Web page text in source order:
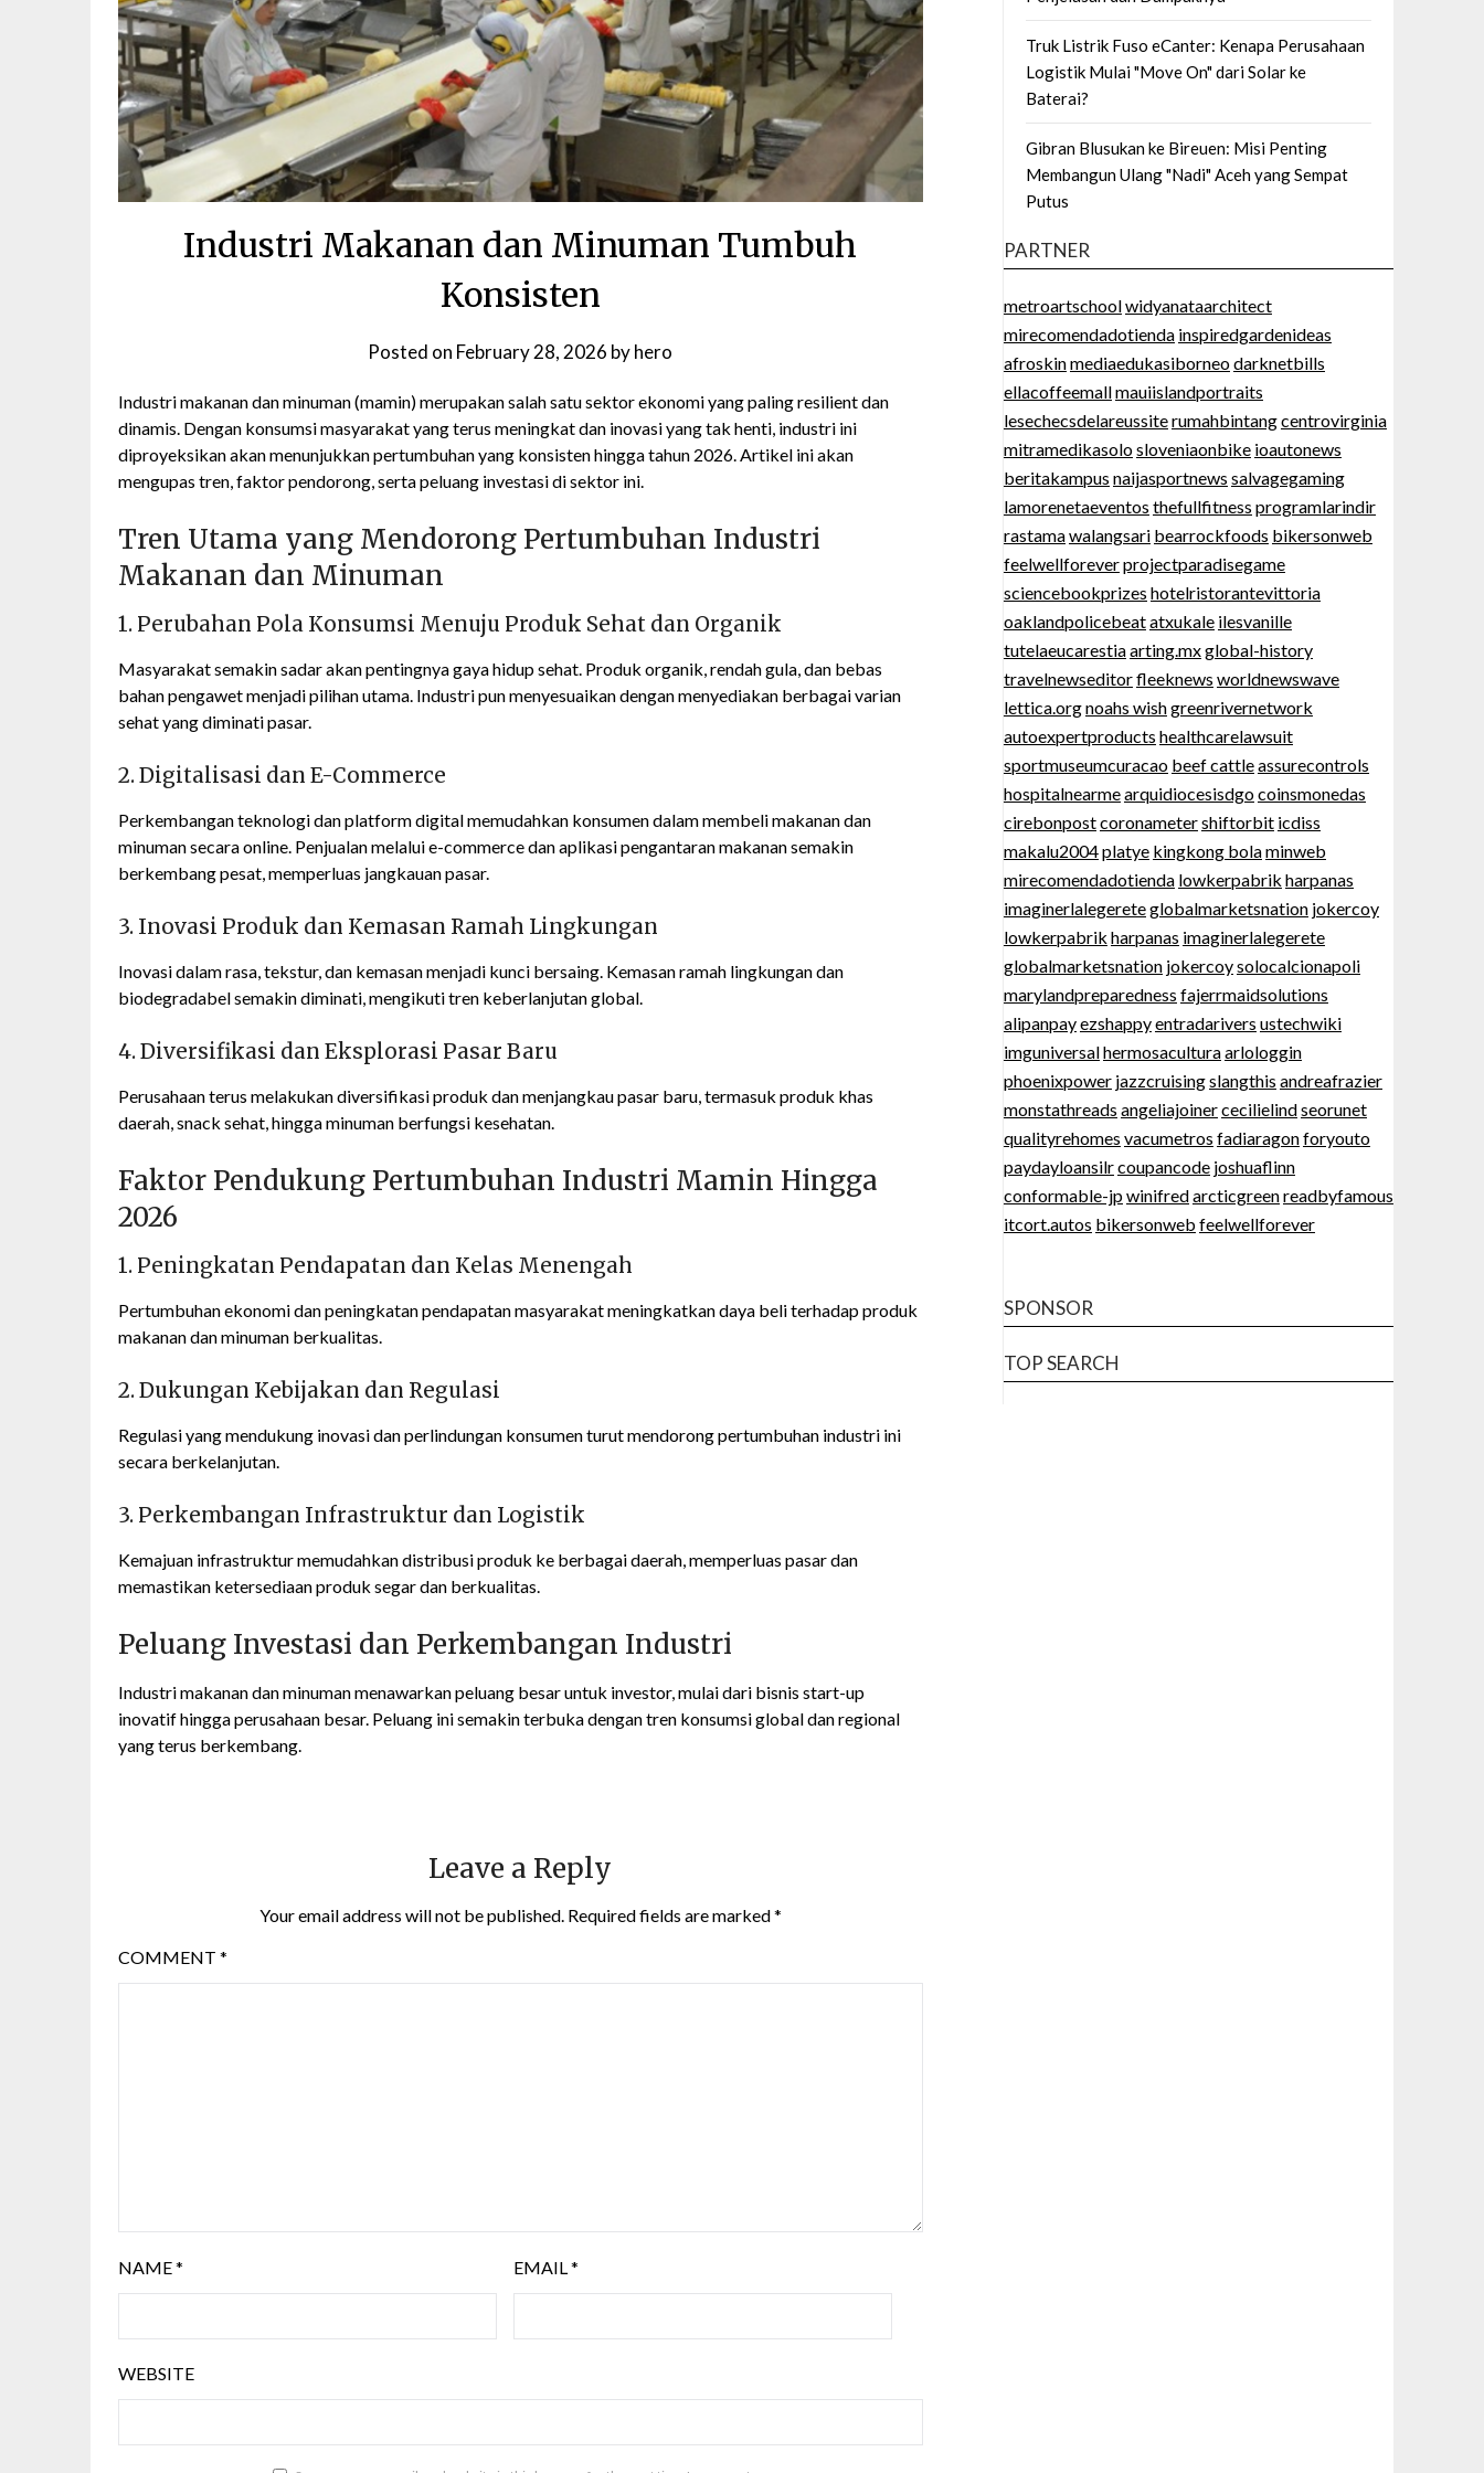
Industri Makanan dan Minuman Tumbuh
Konsisten
Posted on February 28, 2026 byhero
Industri makanan dan minuman (mamin) merupakan salah satu sektor ekonomi yang paling resilient dan
dinamis. Dengan konsumsi masyarakat yang terus meningkat dan inovasi yang tak henti, industri ini
diproyeksikan akan menunjukkan pertumbuhan yang konsisten hingga tahun 2026. Artikel ini akan
mengupas tren, faktor pendorong, serta peluang investasi di sektor ini.
Tren Utama yang Mendorong Pertumbuhan Industri
Makanan dan Minuman
1. Perubahan Pola Konsumsi Menuju Produk Sehat dan Organik
Masyarakat semakin sadar akan pentingnya gaya hidup sehat. Produk organik, rendah gula, dan bebas
bahan pengawet menjadi pilihan utama. Industri pun menyesuaikan dengan menyediakan berbagai varian
sehat yang diminati pasar.
2. Digitalisasi dan E-Commerce
Perkembangan teknologi dan platform digital memudahkan konsumen dalam membeli makanan dan
minuman secara online. Penjualan melalui e-commerce dan aplikasi pengantaran makanan semakin
berkembang pesat, memperluas jangkauan pasar.
3. Inovasi Produk dan Kemasan Ramah Lingkungan
Inovasi dalam rasa, tekstur, dan kemasan menjadi kunci bersaing. Kemasan ramah lingkungan dan
biodegradabel semakin diminati, mengikuti tren keberlanjutan global.
4. Diversifikasi dan Eksplorasi Pasar Baru
Perusahaan terus melakukan diversifikasi produk dan menjangkau pasar baru, termasuk produk khas
daerah, snack sehat, hingga minuman berfungsi kesehatan.
Faktor Pendukung Pertumbuhan Industri Mamin Hingga
2026
1. Peningkatan Pendapatan dan Kelas Menengah
Pertumbuhan ekonomi dan peningkatan pendapatan masyarakat meningkatkan daya beli terhadap produk
makanan dan minuman berkualitas.
2. Dukungan Kebijakan dan Regulasi
Regulasi yang mendukung inovasi dan perlindungan konsumen turut mendorong pertumbuhan industri ini
secara berkelanjutan.
3. Perkembangan Infrastruktur dan Logistik
Kemajuan infrastruktur memudahkan distribusi produk ke berbagai daerah, memperluas pasar dan
memastikan ketersediaan produk segar dan berkualitas.
Peluang Investasi dan Perkembangan Industri
Industri makanan dan minuman menawarkan peluang besar untuk investor, mulai dari bisnis start-up
inovatif hingga perusahaan besar. Peluang ini semakin terbuka dengan tren konsumsi global dan regional
yang terus berkembang.
Leave a Reply
Your email address will not be published. Required fields are marked*
COMMENT *
NAME* EMAIL*
WEBSITE
Truk Listrik Fuso eCanter: Kenapa Perusahaan
Logistik Mulai "Move On" dari Solar ke
Baterai?
Gibran Blusukan ke Bireuen: Misi Penting
Membangun Ulang "Nadi" Aceh yang Sempat
Putus
PARTNER
metroartschoolwidyanataarchitect
mirecomendadotienda inspiredgardenideas
afroskinmediaedukasiborneodarknetbills
ellacoffeemallmauiislandportraits
lesechecsdelareussiterumahbintangcentrovirginia
mitramedikasolosloveniaonbike ioautonews
beritakampus naijasportnews salvagegaming
lamorenetaeventos thefullfitness programlarindir
rastamawalangsari bearrockfoods bikersonweb
feelwellforeverprojectparadisegame
sciencebookprizes hotelristorantevittoria
oaklandpolicebeatatxukale ilesvanille
tutelaeucarestiaarting.mxglobal-history
travelnewseditorfleeknews worldnewswave
lettica.orgnoahs wishgreenrivernetwork
autoexpertproducts healthcarelawsuit
sportmuseumcuracao beef cattleassurecontrols
hospitalnearmearquidiocesisdgocoinsmonedas
cirebonpostcoronametershiftorbit icdiss
makalu2004platye kingkong bolaminweb
mirecomendadotienda lowkerpabrik harpanas
imaginerlalegereteglobalmarketsnation jokercoy
lowkerpabrik harpanas imaginerlalegerete
globalmarketsnation jokercoysolocalcionapoli
marylandpreparedness fajerrmaidsolutions
alipanpayezshappyentradarivers ustechwiki
imguniversalhermosaculturaarlologgin
phoenixpower jazzcruisingslangthis andreafrazier
monstathreads angeliajoinercecilielindseorunet
qualityrehomes vacumetros fadiaragonforyouto
paydayloansilrcoupancode joshuaflinn
conformable-jpwinifredarcticgreenreadbyfamous
itcort.autos bikersonweb feelwellforever
SPONSOR
TOP SEARCH